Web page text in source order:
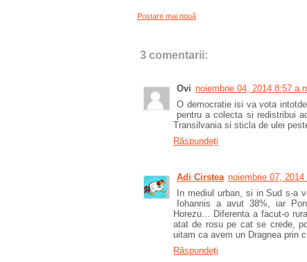
Postare mai nouă
3 comentarii:
Ovi noiembrie 04, 2014 8:57
O democratie isi va vota
pentru a colecta si redistribui
Transilvania si sticla de ulei
Răspundeți
Adi Cirstea noiembrie 07, 2014
In mediul urban, si in Sud s-a
Iohannis a avut 38%, iar
Horezu... Diferenta a facut-o
atat de rosu pe cat se crede,
uitam ca avem un Dragnea prin
Răspundeți